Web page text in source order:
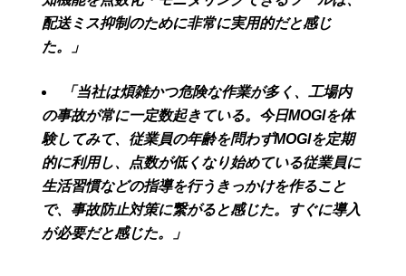
配送ミス抑制のために非常に実用的だと感じ
た。」
「当社は煩雑かつ危険な作業が多く、工場内
の事故が常に一定数起きている。今日MOGIを体
験してみて、従業員の年齢を問わずMOGIを定期
的に利用し、点数が低くなり始めている従業員に
生活習慣などの指導を行うきっかけを作ること
で、事故防止対策に繋がると感じた。すぐに導入
が必要だと感じた。」